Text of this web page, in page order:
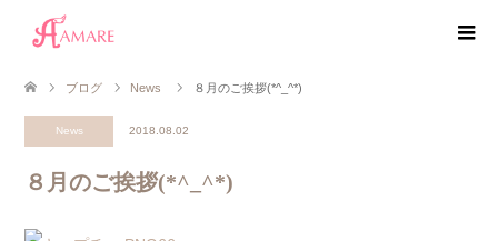
ブログ News ８月のご挨拶(*^_^*)
News 2018.08.02
８月のご挨拶(*^_^*)